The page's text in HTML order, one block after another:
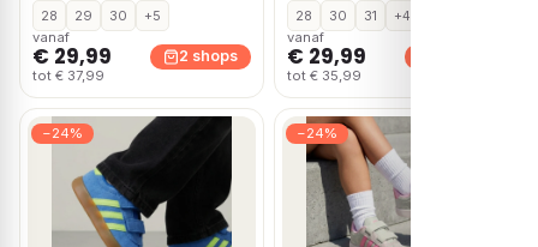
28 29 30
+5
vanaf
€ 29,99
tot € 37,99
2 shops
28 30 31
+4
vanaf
€ 29,99
tot € 35,99
−24% −24%